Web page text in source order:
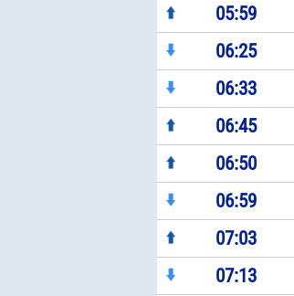
05:59
06:25
06:33
06:45
06:50
06:59
07:03
07:13